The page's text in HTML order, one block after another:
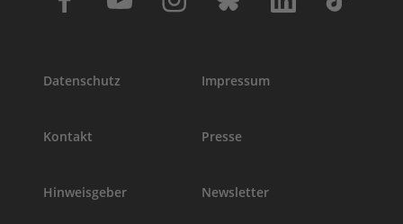
Datenschutz Impressum
Kontakt Presse
Hinweisgeber Newsletter